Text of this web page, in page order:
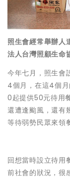
照生會經常舉辦人
法人台灣照顧生命
今年七月，照生會
4個月，在這4個
0起提供50元待用
還遭逢颱風，還有
等待弱勢民眾來領
回想當時設立待用
前社會的狀況，很